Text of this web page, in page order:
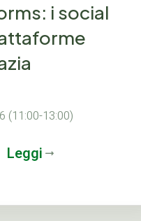
i social
(11:00-13:00)
Leggi